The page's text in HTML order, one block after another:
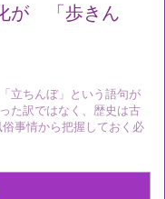
が 「歩きん
立ちんぼ」という語句が
た訳ではなく、歴史は古
事情から把握しておく必